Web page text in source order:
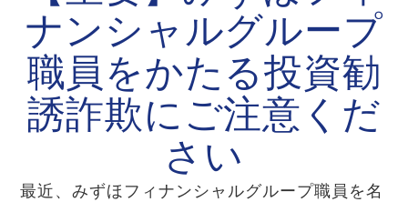
ナンシャルグループ
職員をかたる投資勧
誘詐欺にご注意くだ
さい
最近、みずほフィナンシャルグループ職員を名